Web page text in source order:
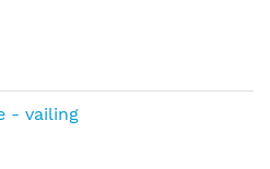
- vailing